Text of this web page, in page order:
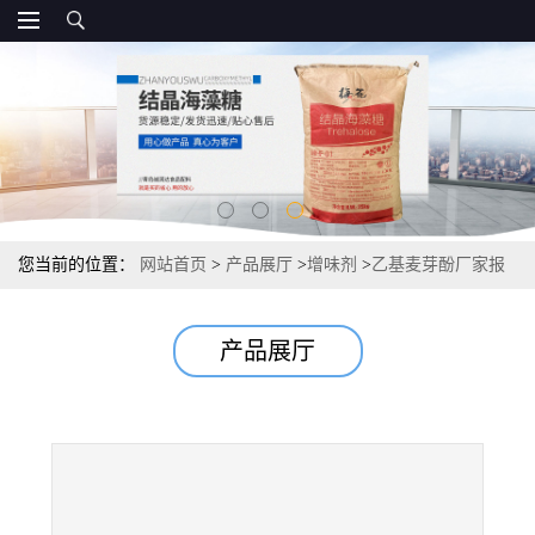
您当前的位置： 网站首页 > 产品展厅 >增味剂 >乙基麦芽酚厂家报
产品展厅